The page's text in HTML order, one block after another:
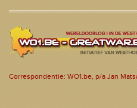
Correspondentie: WO1.be, p/a Jan